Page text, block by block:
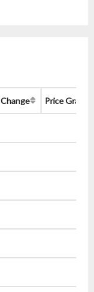
Change Price Graph